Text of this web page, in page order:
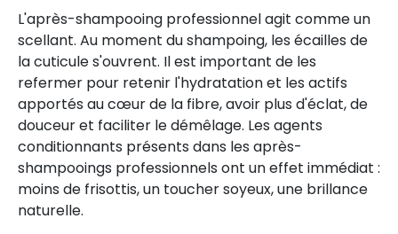
L'après-shampooing professionnel agit comme un
scellant. Au moment du shampoing, les écailles de
la cuticule s'ouvrent. Il est important de les
refermer pour retenir l'hydratation et les actifs
apportés au cœur de la fibre, avoir plus d'éclat, de
douceur et faciliter le démêlage. Les agents
conditionnants présents dans les après-
shampooings professionnels ont un effet immédiat :
moins de frisottis, un toucher soyeux, une brillance
naturelle.